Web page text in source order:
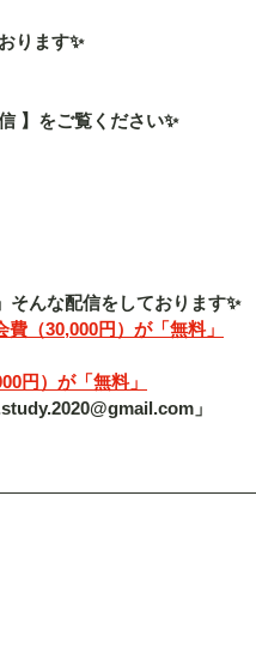
ります✨
】をご覧ください✨
んな配信をしております✨
（30,000円）が「無料」
円）が「無料」
」